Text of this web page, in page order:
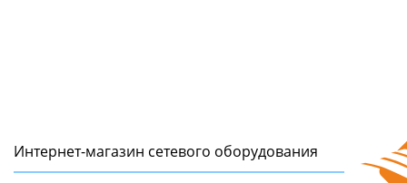
Интернет-магазин сетeвого оборудования